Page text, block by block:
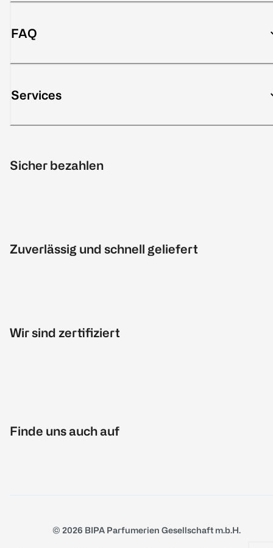
FAQ
Services
Sicher bezahlen
Zuverlässig und schnell geliefert
Wir sind zertifiziert
Finde uns auch auf
© 2026 BIPA Parfumerien Gesellschaft m.b.H.